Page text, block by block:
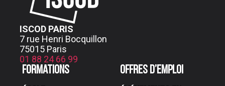
ISCOD PARIS
7 rue Henri Bocquillon
75015 Paris
01 88 24 66 99
Formations
Offres d’emploi